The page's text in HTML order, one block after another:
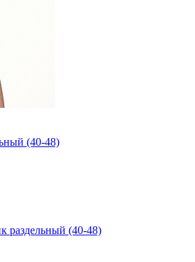
(40-48)
раздельный (40-48)